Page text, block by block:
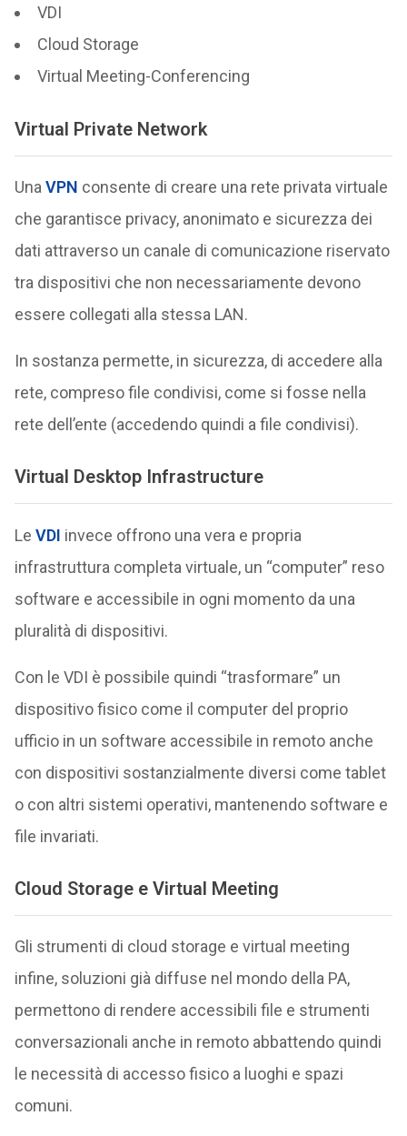
VDI
Cloud Storage
Virtual Meeting-Conferencing
Virtual Private Network
Una VPN consente di creare una rete privata virtuale
che garantisce privacy, anonimato e sicurezza dei
dati attraverso un canale di comunicazione riservato
tra dispositivi che non necessariamente devono
essere collegati alla stessa LAN.
In sostanza permette, in sicurezza, di accedere alla
rete, compreso file condivisi, come si fosse nella
rete dell’ente (accedendo quindi a file condivisi).
Virtual Desktop Infrastructure
Le VDI invece offrono una vera e propria
infrastruttura completa virtuale, un “computer” reso
software e accessibile in ogni momento da una
pluralità di dispositivi.
Con le VDI è possibile quindi “trasformare” un
dispositivo fisico come il computer del proprio
ufficio in un software accessibile in remoto anche
con dispositivi sostanzialmente diversi come tablet
o con altri sistemi operativi, mantenendo software e
file invariati.
Cloud Storage e Virtual Meeting
Gli strumenti di cloud storage e virtual meeting
infine, soluzioni già diffuse nel mondo della PA,
permettono di rendere accessibili file e strumenti
conversazionali anche in remoto abbattendo quindi
le necessità di accesso fisico a luoghi e spazi
comuni.